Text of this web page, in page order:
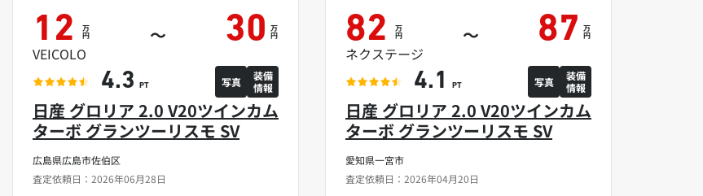
広島県広島市佐伯区
査定依頼日：2026年06月28日
日産 グロリア 2.0 V20ツインカム
ターボ グランツーリスモ SV
12 万
円 ～ 30 万
円
VEICOLO
4.3 PT 写真
装備
情報
愛知県一宮市
査定依頼日：2026年04月20日
日産 グロリア 2.0 V20ツインカム
ターボ グランツーリスモ SV
82 万
円 ～ 87 万
円
ネクステージ
4.1 PT 写真
装備
情報